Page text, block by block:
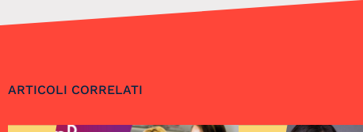
ARTICOLI CORRELATI